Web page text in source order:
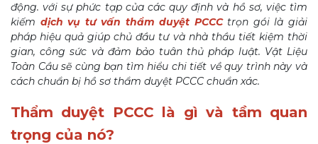
động. với sự phức tạp của các quy định và hồ sơ, việc tìm
kiếm dịch vụ tư vấn thẩm duyệt PCCCtrọn gói là giải
pháp hiệu quả giúp chủ đầu tư và nhà thầu tiết kiệm thời
gian, công sức và đảm bảo tuân thủ pháp luật. Vật Liệu
Toàn Cầu sẽ cùng bạn tìm hiểu chi tiết về quy trình này và
cách chuẩn bị hồ sơ thẩm duyệt PCCC chuẩn xác.
Thẩm duyệt PCCC là gì và tầm quan
trọng của nó?